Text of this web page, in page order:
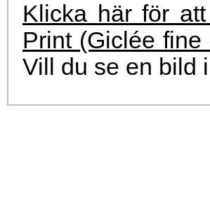
Klicka här för
Print (Giclée fine
Vill du se en bild